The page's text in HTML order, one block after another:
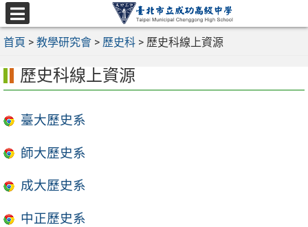
跳
至
主
容
選
單
首頁 > 教學研究會 > 歷史科 > 歷史科線上資源
歷史科線上資源
臺大歷史系
師大歷史系
成大歷史系
中正歷史系